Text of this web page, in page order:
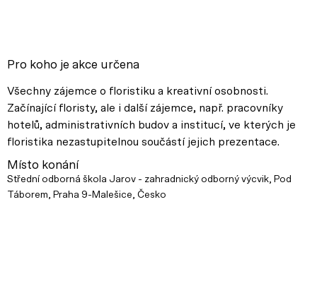
Pro koho je akce určena
Všechny zájemce o floristiku a kreativní osobnosti.
Začínající floristy, ale i další zájemce, např. pracovníky
hotelů, administrativních budov a institucí, ve kterých je
floristika nezastupitelnou součástí jejich prezentace.
Místo konání
Střední odborná škola Jarov - zahradnický odborný výcvik, Pod
Táborem, Praha 9-Malešice, Česko